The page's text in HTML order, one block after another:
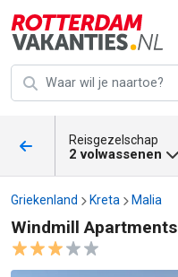
Reisgezelschap
2 volwassenen
Griekenland Kreta Malia
Windmill Apartments